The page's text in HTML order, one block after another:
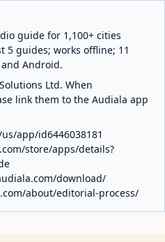
guide for 1,100+ cities
5 guides; works offline; 11
Android.
Ltd. When
link them to the Audiala app
app/id6446038181
store/apps/details?
download/
about/editorial-process/